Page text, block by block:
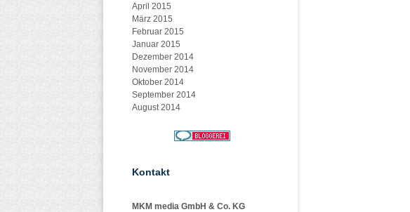
April 2015
März 2015
Februar 2015
Januar 2015
Dezember 2014
November 2014
Oktober 2014
September 2014
August 2014
Kontakt
MKM media GmbH & Co. KG